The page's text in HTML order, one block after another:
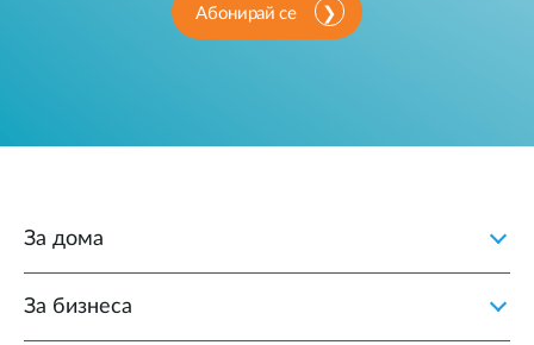
Абонирай се
За дома
За бизнеса